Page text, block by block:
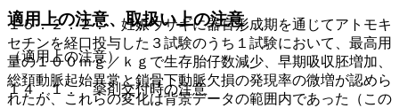
１５．２．２． 妊娠ウサギに器官形成期を通じてアトモキ
セチンを経口投与した３試験のうち１試験において、最高用
量の１００ｍｇ／ｋｇで生存胎仔数減少、早期吸収胚増加、
総頚動脈起始異常と鎖骨下動脈欠損の発現率の微増が認めら
れたが、これらの変化は背景データの範囲内であった（この
適用上の注意、取扱い上の注意
（適用上の注意）
１４．１． 薬剤交付時の注意